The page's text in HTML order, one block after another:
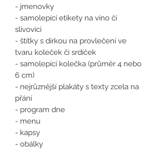
- jmenovky
- samolepící etikety na víno či
slivovici
- štítky s dírkou na provlečení ve
tvaru koleček či srdíček
- samolepící kolečka (průměr 4 nebo
6 cm)
- nejrůznější plakáty s texty zcela na
přání
- program dne
- menu
- kapsy
- obálky